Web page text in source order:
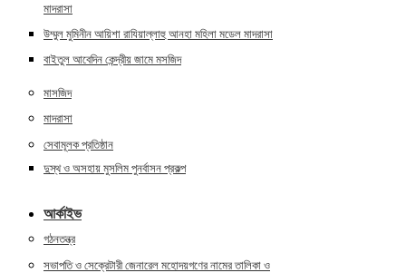
মাদরাসা
উম্মুল মুমিনীন আয়িশা রাযিয়াল্লাহু আনহা মহিলা মডেল মাদরাসা
বাইতুল আবেদিন কেন্দ্রীয় জামে মসজিদ
মাসজিদ
মাদরাসা
সেবামূলক প্রতিষ্ঠান
দুস্থ ও অসহায় মুসলিম পুনর্বাসন প্রকল্প
আর্কাইভ
গঠনতন্ত্র
সভাপতি ও সেক্রেটারী জেনারেল মহোদয়গণের নামের তালিকা ও